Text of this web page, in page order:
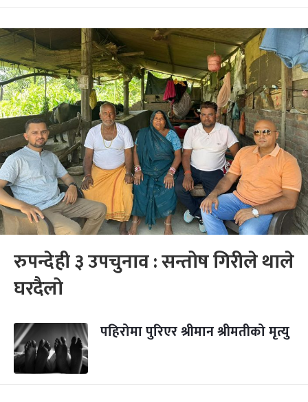
रुपन्देही ३ उपचुनाव : सन्तोष गिरीले थाले
घरदैलो
पहिरोमा पुरिएर श्रीमान श्रीमतीको मृत्यु